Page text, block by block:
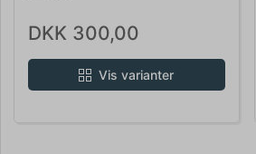
DKK 300,00
Vis varianter